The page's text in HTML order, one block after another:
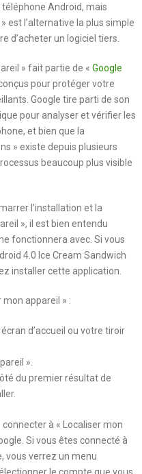
Android, mais
est l’alternative la plus simple
d’acheter un logiciel tiers.
» fait partie de « Google
pour protéger votre
Google tire parti de son
pour analyser et vérifier les
et bien que la
» existe depuis plusieurs
beaucoup plus visible
l’installation et la
», il est bien entendu
fonctionnera avec. Si vous
4.0 Ice Cream Sandwich
installer cette application.
appareil » :
d’accueil ou votre tiroir
».
du premier résultat de
à « Localiser mon
Si vous êtes connecté à
vous verrez un menu